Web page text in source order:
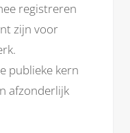
registreren
zijn voor
publieke kern
afzonderlijk